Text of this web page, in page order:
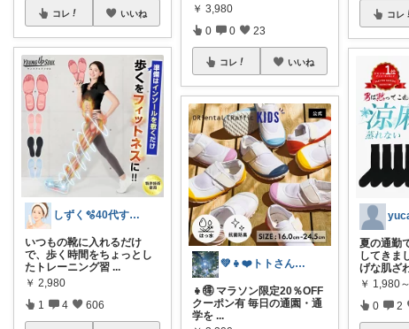
コレ いいね
しずく🫧40代すっぴん美肌＆ダイエット
いつもの靴に入れるだけ
で、歩く時間をちょっとし
たトレーニング習 ...
￥ 2,980
1 4 606
￥ 3,980
0 0 23
コレ いいね
💚👧❤️トトさん 8月🥵
👧🉐 マラソン限定20％OFF
クーポン有 毎日の通園・通
学を ...
コレ
夏の通勤
してきま
げな肌ざ
￥ 1,980～
0 2